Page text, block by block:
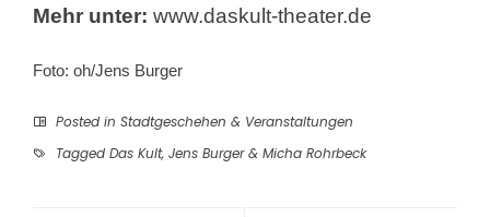
Mehr unter: www.daskult-theater.de
Foto: oh/Jens Burger
Posted in Stadtgeschehen & Veranstaltungen
Tagged Das Kult, Jens Burger & Micha Rohrbeck